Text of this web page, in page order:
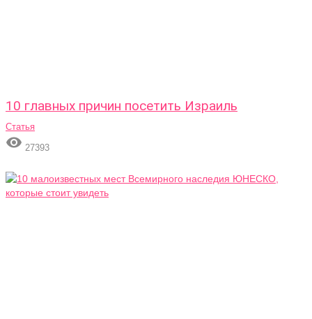
10 главных причин посетить Израиль
Статья
 27393